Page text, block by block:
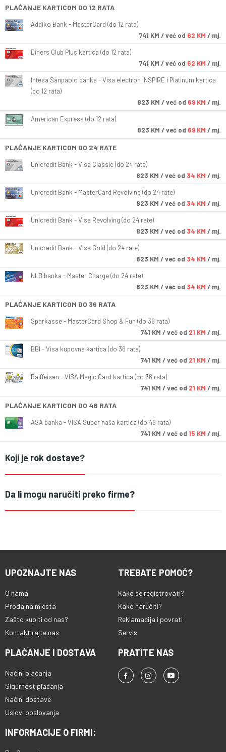
PLAĆANJE KARTICOM DO 12 RATA
Addiko Bank - MasterCard (do 12 rata)
741 KM / već od 62 KM / mj.
Diners Club Plus kartica (do 12 rata)
741 KM / već od 62 KM / mj.
Intesa Sanpaolo banka - Visa electron INSPIRE i Platinum kartica
(do 12 rata)
823 KM / već od 69 KM / mj.
American Express (do 12 rata)
823 KM / već od 69 KM / mj.
PLAĆANJE KARTICOM DO 24 RATE
Unicredit Bank - Visa Classic (do 24 rate)
823 KM / već od 34 KM / mj.
Unicredit Bank - MasterCard Revolving (do 24 rate)
823 KM / već od 34 KM / mj.
Unicredit Bank - Visa Revolving (do 24 rate)
823 KM / već od 34 KM / mj.
Unicredit Bank - Visa Gold (do 24 rate)
823 KM / već od 34 KM / mj.
NLB banka - Master Charge (do 24 rate)
823 KM / već od 34 KM / mj.
PLAĆANJE KARTICOM DO 36 RATA
Sparkasse - MasterCard Shop & Fun (do 36 rata)
741 KM / već od 21 KM / mj.
BBI - Visa kupovna kartica (do 36 rata)
741 KM / već od 21 KM / mj.
Raiffeisen - VISA Magic Card kartica (do 36 rata)
741 KM / već od 21 KM / mj.
PLAĆANJE KARTICOM DO 48 RATA
ASA banka - VISA Super naša kartica (do 48 rata)
741 KM / već od 15 KM / mj.
Koji je rok dostave?
Da li mogu naručiti preko firme?
UPOZNAJTE NAS
O nama
Prodajna mjesta
Zašto kupiti od nas?
Kontaktirajte nas
TREBATE POMOĆ?
Kako se registrovati?
Kako naručiti?
Reklamacija i povrati
Servis
PLAĆANJE I DOSTAVA
Načini plaćanja
Sigurnost plaćanja
Načini dostave
Uslovi poslovanja
PRATITE NAS
INFORMACIJE O FIRMI: